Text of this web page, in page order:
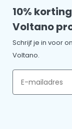
10%
Voltano
Schrijf je in voor
Voltano.
Email